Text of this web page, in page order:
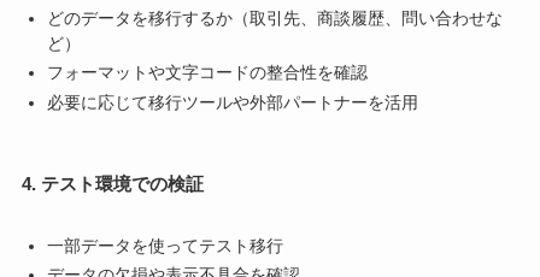
どのデータを移行するか（取引先、商談履歴、問い合わせな
ど）
フォーマットや文字コードの整合性を確認
必要に応じて移行ツールや外部パートナーを活用
4. テスト環境での検証
一部データを使ってテスト移行